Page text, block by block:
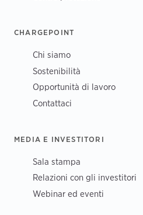
CHARGEPOINT
Chi siamo
Sostenibilità
Opportunità di lavoro
Contattaci
MEDIA E INVESTITORI
Sala stampa
Relazioni con gli investitori
Webinar ed eventi